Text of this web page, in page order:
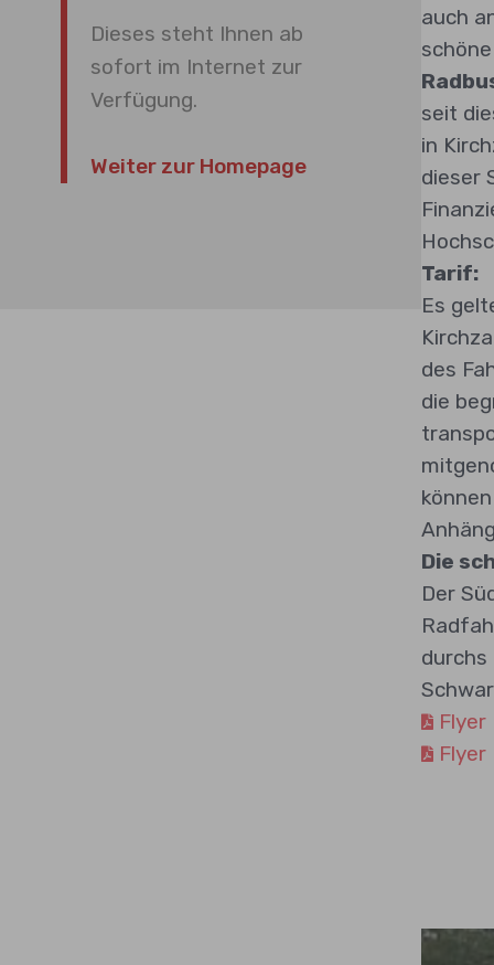
auch
seit
in
dieser
Tarif:
Es
des
die
Die
Der
durchs
Flyer
Flyer
Dieses steht Ihnen ab
sofort im Internet zur
Verfügung.
Weiter zur Homepage